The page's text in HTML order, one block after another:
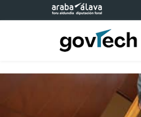
Eduki nagusira joan